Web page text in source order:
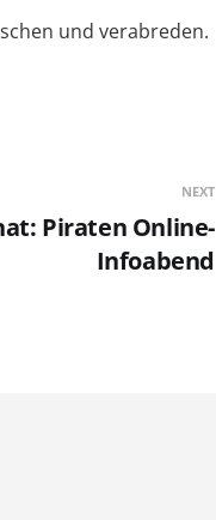
und verabreden.
NEXT
Piraten Online-
Infoabend